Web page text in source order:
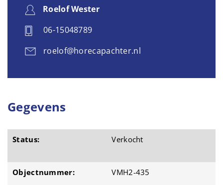
Roelof Wester
06-15048789
roelof@horecapachter.nl
Gegevens
Status: Verkocht
Objectnummer: VMH2-435